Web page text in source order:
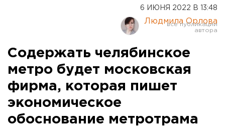
Курган
Оренбург
6 ИЮНЯ 2022 В 13:48
Людмила Орлова
Содержать челябинское
метро будет московская
фирма, которая пишет
экономическое
обоснование метротрама